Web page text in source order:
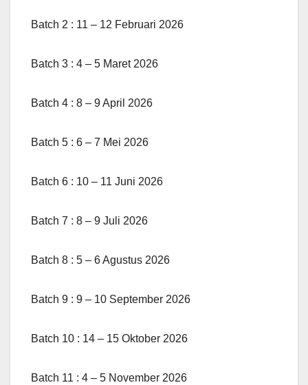
Batch 2 : 11 – 12 Februari 2026
Batch 3 : 4 – 5 Maret 2026
Batch 4 : 8 – 9 April 2026
Batch 5 : 6 – 7 Mei 2026
Batch 6 : 10 – 11 Juni 2026
Batch 7 : 8 – 9 Juli 2026
Batch 8 : 5 – 6 Agustus 2026
Batch 9 : 9 – 10 September 2026
Batch 10 : 14 – 15 Oktober 2026
Batch 11 : 4 – 5 November 2026